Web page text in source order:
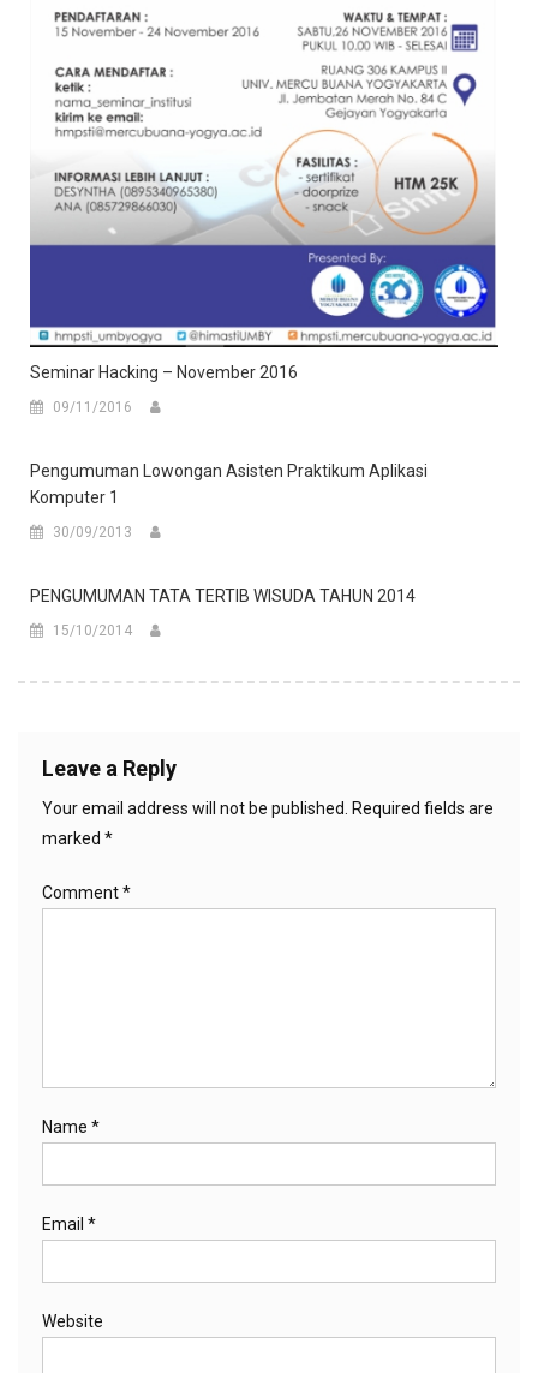
Seminar Hacking – November 2016
09/11/2016
Pengumuman Lowongan Asisten Praktikum Aplikasi
Komputer 1
30/09/2013
PENGUMUMAN TATA TERTIB WISUDA TAHUN 2014
15/10/2014
Leave a Reply
Your email address will not be published. Required fields are
marked *
Comment*
Name *
Email *
Website